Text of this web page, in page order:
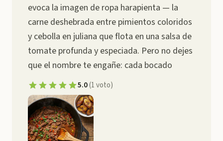
evoca la imagen de ropa harapienta — la
carne deshebrada entre pimientos coloridos
y cebolla en juliana que flota en una salsa de
tomate profunda y especiada. Pero no dejes
que el nombre te engañe: cada bocado
5.0(1voto)